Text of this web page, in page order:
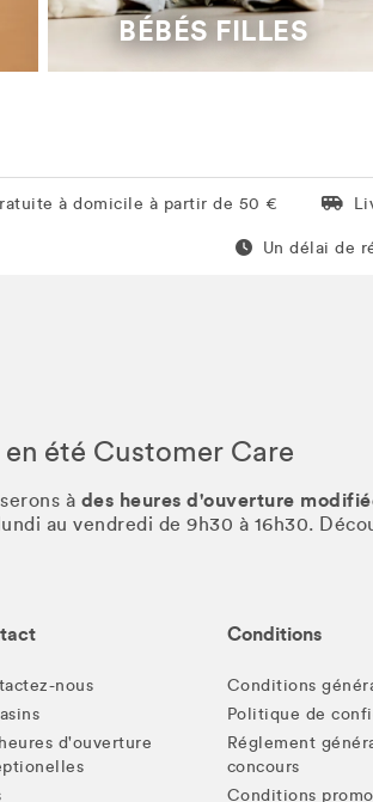
BÉBÉS FILLES
à domicile à partir de 50 €
Un délai de
Un délai de
été Customer Care
à des heures d'ouverture
au vendredi de 9h30 à 16h30.
nous
d'ouverture
Conditions
Conditions
Politique de
Réglement
concours
Conditions